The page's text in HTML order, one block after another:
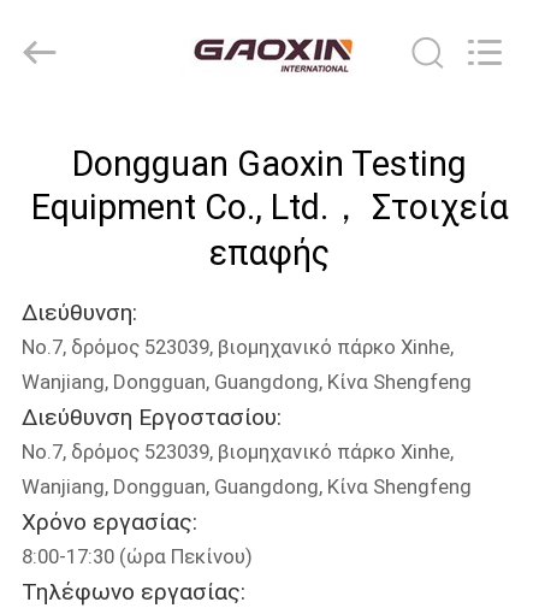
ΠΡΟΪΌΝΤΑ
ΕΜΕΊΣ
ΓΎΡΟΣ
ΕΡΓΟΣΤΑΣΊΩΝ
ΠΟΙΟΤΙΚΌΣ
ΈΛΕΓΧΟΣ
Rights
Dongguan Gaoxin Testing
Equipment Co., Ltd.， Στοιχεία
επαφής
Διεύθυνση:
No.7, δρόμος 523039, βιομηχανικό πάρκο Xinhe,
Wanjiang, Dongguan, Guangdong, Κίνα Shengfeng
Διεύθυνση Εργοστασίου:
No.7, δρόμος 523039, βιομηχανικό πάρκο Xinhe,
Wanjiang, Dongguan, Guangdong, Κίνα Shengfeng
Χρόνο εργασίας:
8:00-17:30 (ώρα Πεκίνου)
Τηλέφωνο εργασίας: